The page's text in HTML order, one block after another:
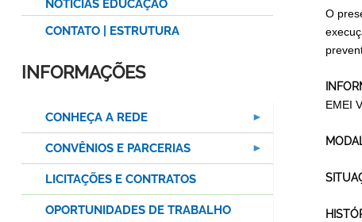
O
EMEI
NOTÍCIAS EDUCAÇÃO
CONTATO | ESTRUTURA
INFORMAÇÕES
CONHEÇA A REDE
CONVÊNIOS E PARCERIAS
LICITAÇÕES E CONTRATOS
OPORTUNIDADES DE TRABALHO